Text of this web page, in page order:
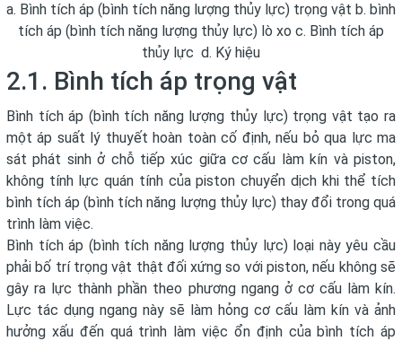
a. Bình tích áp (bình tích năng lượng thủy lực) trọng vật b. bình
tích áp (bình tích năng lượng thủy lực) lò xo c. Bình tích áp
thủy lực d. Ký hiệu
2.1. Bình tích áp trọng vật
Bình tích áp (bình tích năng lượng thủy lực) trọng vật tạo ra
một áp suất lý thuyết hoàn toàn cố định, nếu bỏ qua lực ma
sát phát sinh ở chỗ tiếp xúc giữa cơ cấu làm kín và piston,
không tính lực quán tính của piston chuyển dịch khi thể tích
bình tích áp (bình tích năng lượng thủy lực) thay đổi trong quá
trình làm việc.
Bình tích áp (bình tích năng lượng thủy lực) loại này yêu cầu
phải bố trí trọng vật thật đối xứng so với piston, nếu không sẽ
gây ra lực thành phần theo phương ngang ở cơ cấu làm kín.
Lực tác dụng ngang này sẽ làm hỏng cơ cấu làm kín và ảnh
hưởng xấu đến quá trình làm việc ổn định của bình tích áp